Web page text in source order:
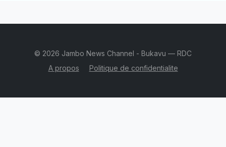
© 2026 Jambo News Channel - Bukavu — RDC
A propos
Politique de confidentialite